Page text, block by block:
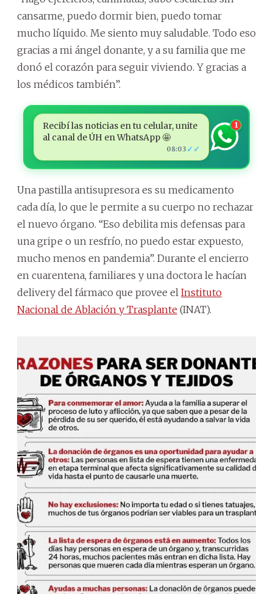
cansarme, puedo dormir bien, puedo tomar
mucho líquido. Me siento muy saludable. Todo eso
gracias a mi ángel donante, y a su familia que me
donó el corazón para seguir viviendo. Y gracias a
los médicos también”.
Recibí las noticias en tu celular, unite
al canal de ÚH en WhatsApp 🤩
08:03 ✓✓
1
Una pastilla antisupresora es su medicamento
cada día, lo que le permite a su cuerpo no rechazar
el nuevo órgano. “Eso debilita mis defensas para
una gripe o un resfrío, no puedo estar expuesto,
mucho menos en pandemia”. Durante el encierro
en cuarentena, familiares y una doctora le hacían
delivery del fármaco que provee el Instituto
Nacional de Ablación y Trasplante (INAT).